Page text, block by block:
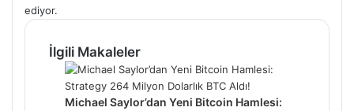
ediyor.
İlgili Makaleler
Michael Saylor’dan Yeni Bitcoin Hamlesi: